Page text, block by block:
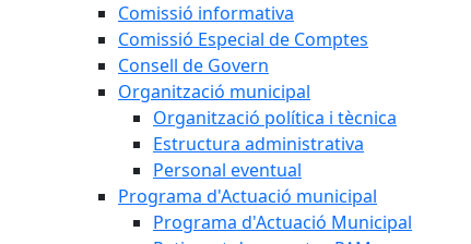
Comissió informativa
Comissió Especial de Comptes
Consell de Govern
Organització municipal
Organització política i tècnica
Estructura administrativa
Personal eventual
Programa d'Actuació municipal
Programa d'Actuació Municipal